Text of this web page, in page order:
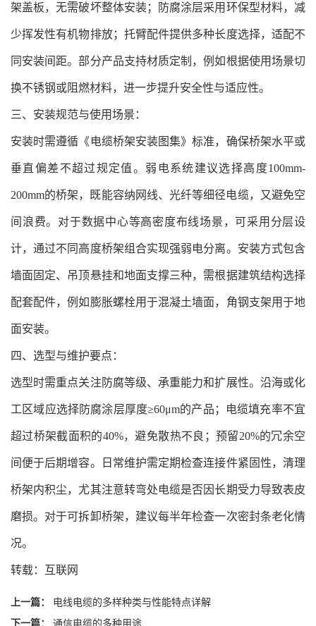
架盖板，无需破坏整体安装；防腐涂层采用环保型材料，减
少挥发性有机物排放；托臂配件提供多种长度选择，适配不
同安装间距。部分产品支持材质定制，例如根据使用场景切
换不锈钢或阻燃材料，进一步提升安全性与适应性。
三、安装规范与使用场景：
安装时需遵循《电缆桥架安装图集》标准，确保桥架水平或
垂直偏差不超过规定值。弱电系统建议选择高度100mm-
200mm的桥架，既能容纳网线、光纤等细径电缆，又避免空
间浪费。对于数据中心等高密度布线场景，可采用分层设
计，通过不同高度桥架组合实现强弱电分离。安装方式包含
墙面固定、吊顶悬挂和地面支撑三种，需根据建筑结构选择
配套配件，例如膨胀螺栓用于混凝土墙面，角钢支架用于地
面安装。
四、选型与维护要点：
选型时需重点关注防腐等级、承重能力和扩展性。沿海或化
工区域应选择防腐涂层厚度≥60μm的产品；电缆填充率不宜
超过桥架截面积的40%，避免散热不良；预留20%的冗余空
间便于后期增容。日常维护需定期检查连接件紧固性，清理
桥架内积尘，尤其注意转弯处电缆是否因长期受力导致表皮
磨损。对于可拆卸桥架，建议每半年检查一次密封条老化情
况。
转载：互联网
上一篇：
电线电缆的多样种类与性能特点详解
下一篇：
通信电缆的多种用途